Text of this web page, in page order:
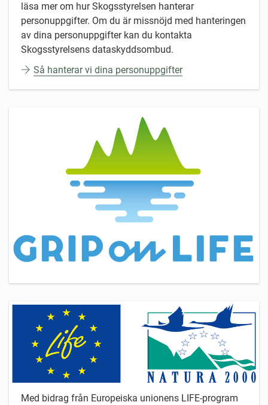
läsa mer om hur Skogsstyrelsen hanterar
personuppgifter. Om du är missnöjd med hanteringen
av dina personuppgifter kan du kontakta
Skogsstyrelsens dataskyddsombud.
Så hanterar vi dina personuppgifter
Med bidrag från Europeiska unionens LIFE-program